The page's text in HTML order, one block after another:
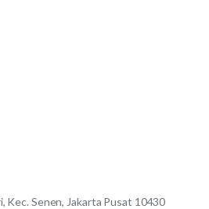
Kec. Senen, Jakarta Pusat 10430